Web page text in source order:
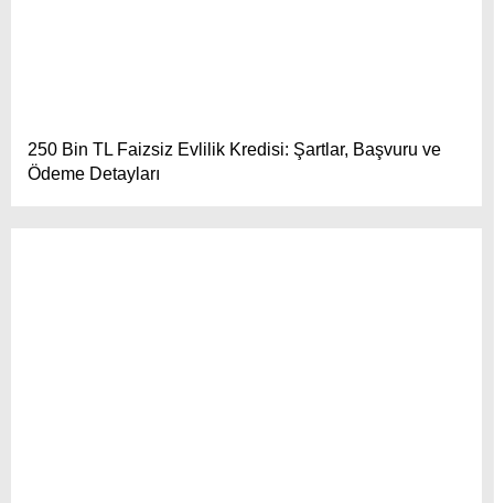
250 Bin TL Faizsiz Evlilik Kredisi: Şartlar, Başvuru ve
Ödeme Detayları